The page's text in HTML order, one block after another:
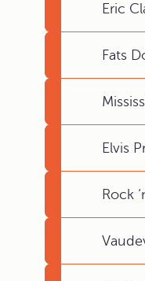
Eric
Fats
Elvis
Rock